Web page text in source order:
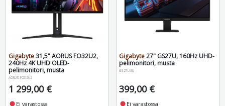
Gigabyte31,5" AORUS FO32U2,
240Hz 4K UHD OLED-
pelimonitori, musta
AORUS-FO32U2
1 299,00 €
fiber_manual_record Ei varastossa
Gigabyte27" GS27U, 160Hz UHD-
pelimonitori, musta
GS27U-EU
399,00 €
fiber_manual_record Ei varastossa